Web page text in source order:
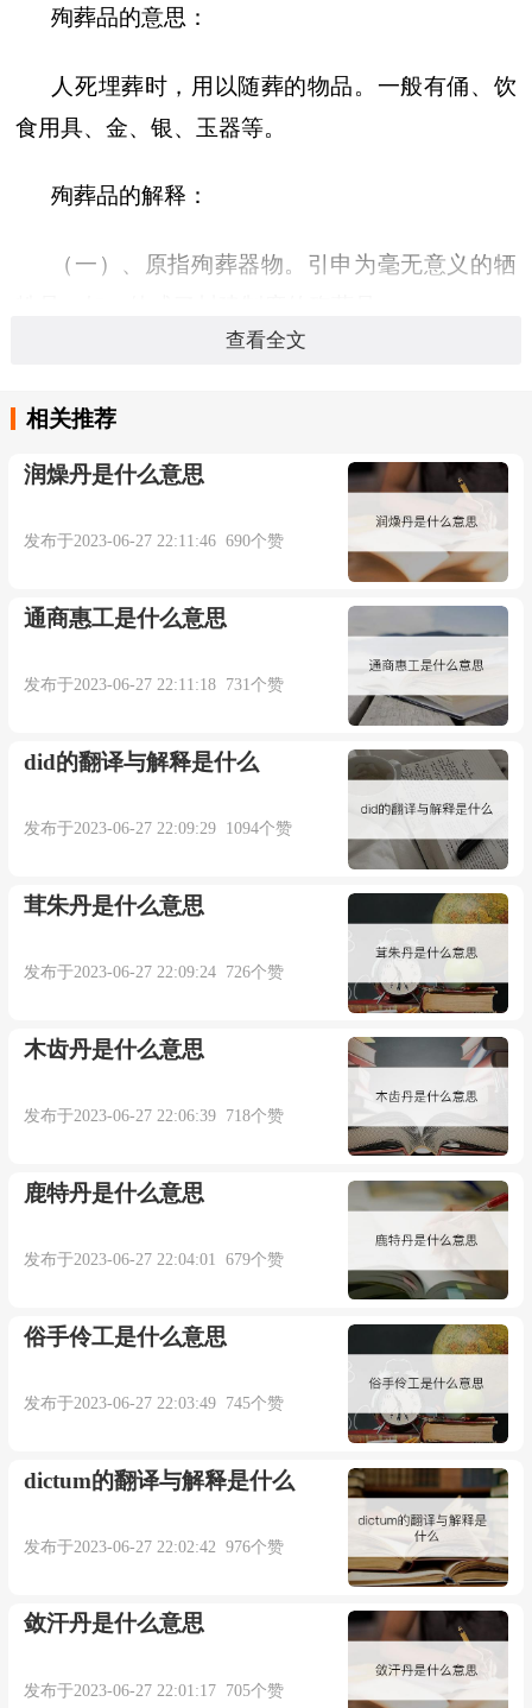
殉葬品的意思：
人死埋葬时，用以随葬的物品。一般有俑、饮
食用具、金、银、玉器等。
殉葬品的解释：
（一）、原指殉葬器物。引申为毫无意义的牺
本内容部分来源于网络，谨供免费学习使用，如有侵权，可
查看全文
相关推荐
润燥丹是什么意思
发布于2023-06-27 22:11:46 690个赞
通商惠工是什么意思
发布于2023-06-27 22:11:18 731个赞
did的翻译与解释是什么
发布于2023-06-27 22:09:29 1094个赞
茸朱丹是什么意思
发布于2023-06-27 22:09:24 726个赞
木齿丹是什么意思
发布于2023-06-27 22:06:39 718个赞
鹿特丹是什么意思
发布于2023-06-27 22:04:01 679个赞
俗手伶工是什么意思
发布于2023-06-27 22:03:49 745个赞
dictum的翻译与解释是什么
发布于2023-06-27 22:02:42 976个赞
敛汗丹是什么意思
发布于2023-06-27 22:01:17 705个赞